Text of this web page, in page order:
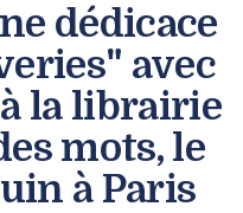
dédicace
avec
la librairie
mots, le
à Paris